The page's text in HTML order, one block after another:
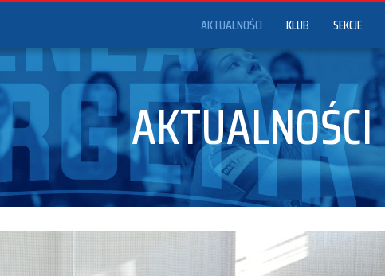
AKTUALNOŚCI KLUB SEKCJE
AKTUALNOŚCI